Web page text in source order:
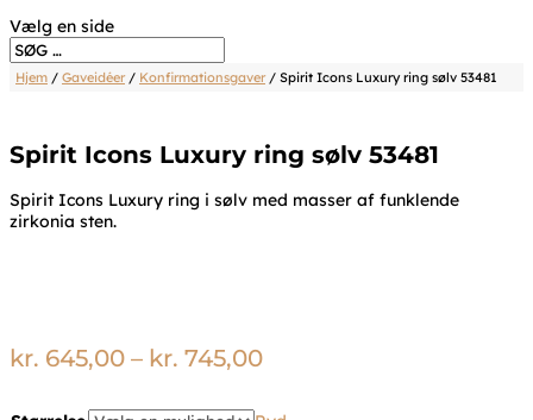
Vælg en side
Hjem / Gaveidéer/ Konfirmationsgaver/ Spirit Icons Luxury ring sølv 53481
Spirit Icons Luxury ring sølv 53481
Spirit Icons Luxury ring i sølv med masser af funklende
zirkonia sten.
kr. 645,00 – kr. 745,00Prisinterval: